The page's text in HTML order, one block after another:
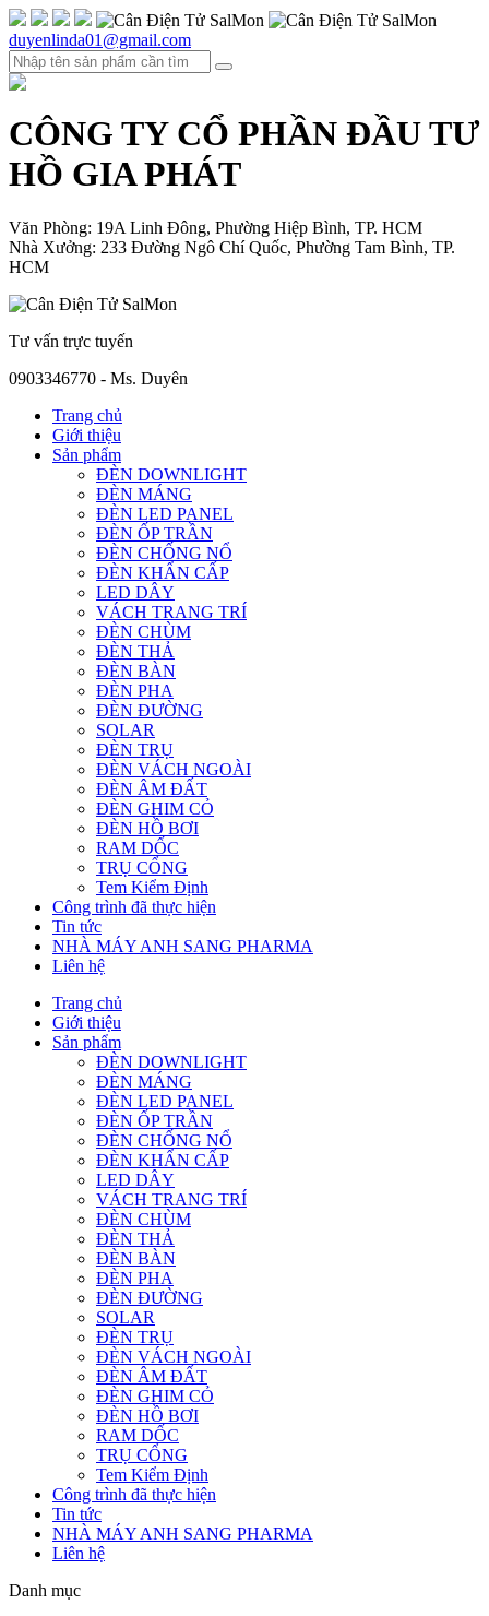
duyenlinda01@gmail.com
CÔNG TY CỔ PHẦN ĐẦU TƯ
HỒ GIA PHÁT
Văn Phòng: 19A Linh Đông, Phường Hiệp Bình, TP. HCM
Nhà Xưởng: 233 Đường Ngô Chí Quốc, Phường Tam Bình, TP.
HCM
Tư vấn trực tuyến
0903346770 - Ms. Duyên
Trang chủ
Giới thiệu
Sản phẩm
ĐÈN DOWNLIGHT
ĐÈN MÁNG
ĐÈN LED PANEL
ĐÈN ỐP TRẦN
ĐÈN CHỐNG NỔ
ĐÈN KHẨN CẤP
LED DÂY
VÁCH TRANG TRÍ
ĐÈN CHÙM
ĐÈN THẢ
ĐÈN BÀN
ĐÈN PHA
ĐÈN ĐƯỜNG
SOLAR
ĐÈN TRỤ
ĐÈN VÁCH NGOÀI
ĐÈN ÂM ĐẤT
ĐÈN GHIM CỎ
ĐÈN HỒ BƠI
RAM DỐC
TRỤ CỔNG
Tem Kiểm Định
Công trình đã thực hiện
Tin tức
NHÀ MÁY ANH SANG PHARMA
Liên hệ
Trang chủ
Giới thiệu
Sản phẩm
ĐÈN DOWNLIGHT
ĐÈN MÁNG
ĐÈN LED PANEL
ĐÈN ỐP TRẦN
ĐÈN CHỐNG NỔ
ĐÈN KHẨN CẤP
LED DÂY
VÁCH TRANG TRÍ
ĐÈN CHÙM
ĐÈN THẢ
ĐÈN BÀN
ĐÈN PHA
ĐÈN ĐƯỜNG
SOLAR
ĐÈN TRỤ
ĐÈN VÁCH NGOÀI
ĐÈN ÂM ĐẤT
ĐÈN GHIM CỎ
ĐÈN HỒ BƠI
RAM DỐC
TRỤ CỔNG
Tem Kiểm Định
Công trình đã thực hiện
Tin tức
NHÀ MÁY ANH SANG PHARMA
Liên hệ
Danh mục